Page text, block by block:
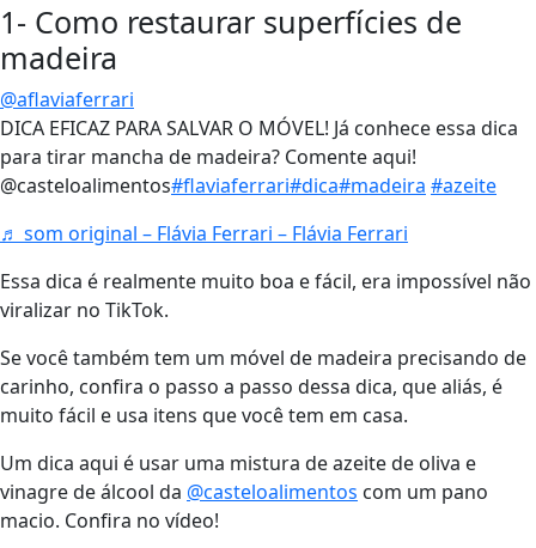
1- Como restaurar superfícies de
madeira
@aflaviaferrari
DICA EFICAZ PARA SALVAR O MÓVEL! Já conhece essa dica
para tirar mancha de madeira? Comente aqui!
@casteloalimentos#flaviaferrari#dica#madeira #azeite
♬ som original – Flávia Ferrari – Flávia Ferrari
Essa dica é realmente muito boa e fácil, era impossível não
viralizar no TikTok.
Se você também tem um móvel de madeira precisando de
carinho, confira o passo a passo dessa dica, que aliás, é
muito fácil e usa itens que você tem em casa.
Um dica aqui é usar uma mistura de azeite de oliva e
vinagre de álcool da @casteloalimentos com um pano
macio. Confira no vídeo!